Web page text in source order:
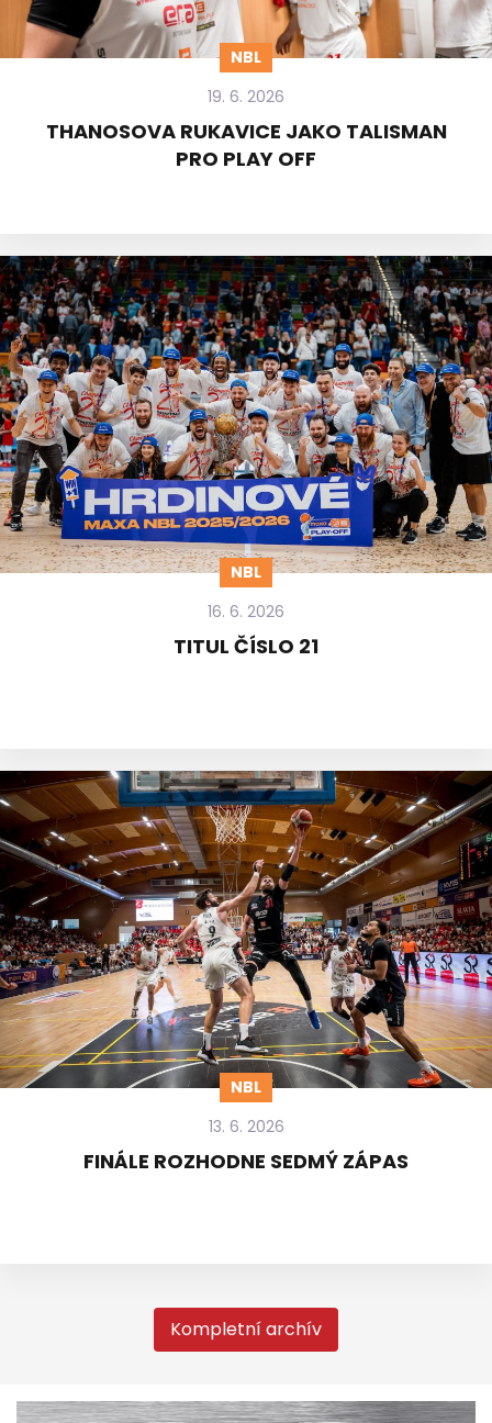
NBL
19. 6. 2026
THANOSOVA RUKAVICE JAKO TALISMAN
PRO PLAY OFF
NBL
16. 6. 2026
TITUL ČÍSLO 21
NBL
13. 6. 2026
FINÁLE ROZHODNE SEDMÝ ZÁPAS
Kompletní archív